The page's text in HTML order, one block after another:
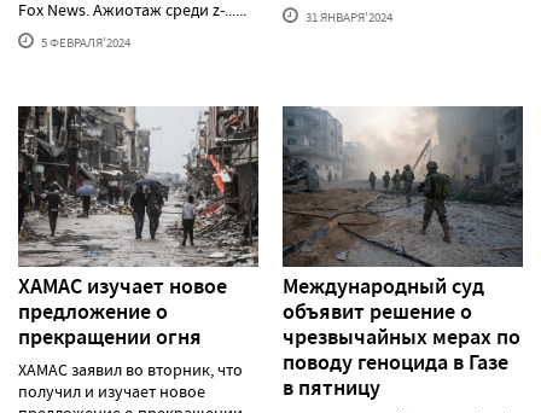
Fox News. Ажиотаж среди z-......
5 ФЕВРАЛЯ'2024
31 ЯНВАРЯ'2024
ХАМАС изучает новое
предложение о
прекращении огня
ХАМАС заявил во вторник, что
получил и изучает новое
Международный суд
объявит решение о
чрезвычайных мерах по
поводу геноцида в Газе
в пятницу